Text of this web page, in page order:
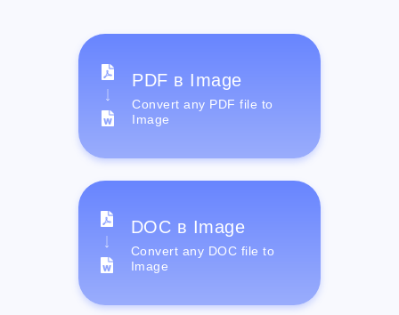
PDF в Image
Convert any PDF file to
Image
DOC в Image
Convert any DOC file to
Image